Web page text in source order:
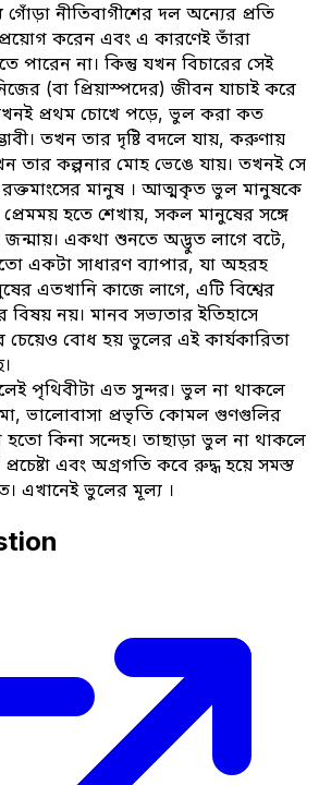
নীতিবাগীশের দল অন্যের প্রতি
করেন এবং এ কারণেই তাঁরা
পারেন না। কিন্তু যখন বিচারের সেই
(বা প্রিয়াস্পদের) জীবন যাচাই করে
প্রথম চোখে পড়ে, ভুল করা কত
তখন তার দৃষ্টি বদলে যায়, করুণায়
তার কল্পনার মোহ ভেঙে যায়। তখনই সে
মানুষ । আত্মকৃত ভুল মানুষকে
হতে শেখায়, সকল মানুষের সঙ্গে
একথা শুনতে অদ্ভুত লাগে বটে,
একটা সাধারণ ব্যাপার, যা অহরহ
এতখানি কাজে লাগে, এটি বিশ্বের
বিষয় নয়। মানব সভ্যতার ইতিহাসে
চেয়েও বোধ হয় ভুলের এই কার্যকারিতা
পৃথিবীটা এত সুন্দর। ভুল না থাকলে
ভালোবাসা প্রভৃতি কোমল গুণগুলির
কিনা সন্দেহ। তাছাড়া ভুল না থাকলে
এবং অগ্রগতি কবে রুদ্ধ হয়ে সমস্ত
এখানেই ভুলের মূল্য ।